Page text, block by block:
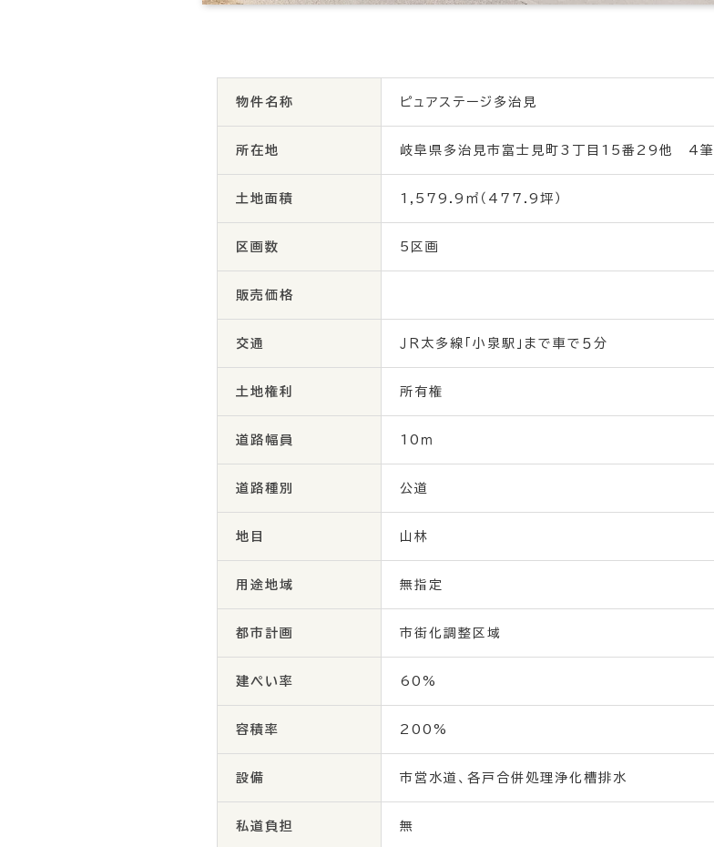
物件名称 ピュアステージ多治見
所在地 岐阜県多治見市富士見町3丁目15番29他 4筆
土地面積 1,579.9㎡（477.9坪）
区画数 5区画
販売価格
交通 ＪＲ太多線「小泉駅」まで車で５分
土地権利 所有権
道路幅員 10ｍ
道路種別 公道
地目 山林
用途地域 無指定
都市計画 市街化調整区域
建ぺい率 60%
容積率 200%
設備 市営水道、各戸合併処理浄化槽排水
私道負担 無